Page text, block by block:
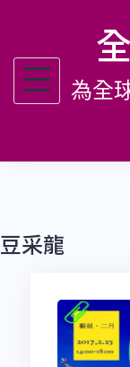
主
為全
豆采龍